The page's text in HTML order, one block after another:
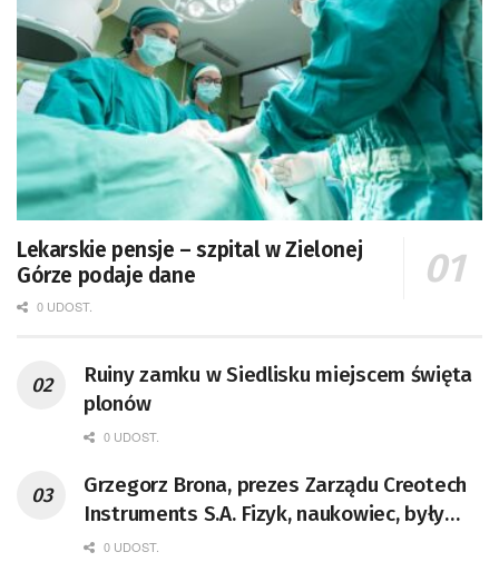
Lekarskie pensje – szpital w Zielonej
Górze podaje dane
0 UDOST.
Ruiny zamku w Siedlisku miejscem święta
plonów
0 UDOST.
Grzegorz Brona, prezes Zarządu Creotech
Instruments S.A. Fizyk, naukowiec, były
pracownik CERN w Genewie,
0 UDOST.